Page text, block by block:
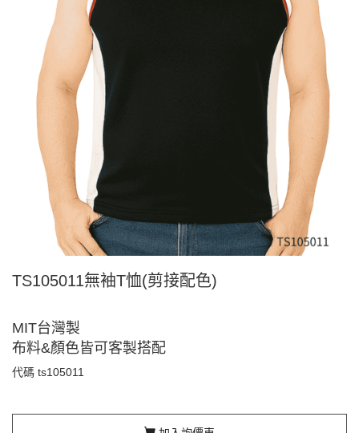
TS105011無袖T恤(剪接配色)
MIT台灣製
布料&顏色皆可客製搭配
代碼 ts105011